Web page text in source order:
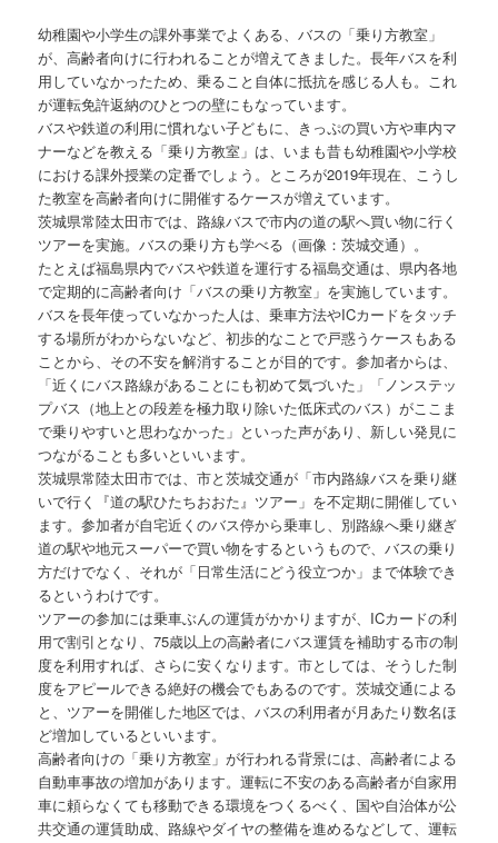
幼稚園や小学生の課外事業でよくある、バスの「乗り方教室」
が、高齢者向けに行われることが増えてきました。長年バスを利
用していなかったため、乗ること自体に抵抗を感じる人も。これ
が運転免許返納のひとつの壁にもなっています。
バスや鉄道の利用に慣れない子どもに、きっぷの買い方や車内マ
ナーなどを教える「乗り方教室」は、いまも昔も幼稚園や小学校
における課外授業の定番でしょう。ところが2019年現在、こうし
た教室を高齢者向けに開催するケースが増えています。
茨城県常陸太田市では、路線バスで市内の道の駅へ買い物に行く
ツアーを実施。バスの乗り方も学べる（画像：茨城交通）。
たとえば福島県内でバスや鉄道を運行する福島交通は、県内各地
で定期的に高齢者向け「バスの乗り方教室」を実施しています。
バスを長年使っていなかった人は、乗車方法やICカードをタッチ
する場所がわからないなど、初歩的なことで戸惑うケースもある
ことから、その不安を解消することが目的です。参加者からは、
「近くにバス路線があることにも初めて気づいた」「ノンステッ
プバス（地上との段差を極力取り除いた低床式のバス）がここま
で乗りやすいと思わなかった」といった声があり、新しい発見に
つながることも多いといいます。
茨城県常陸太田市では、市と茨城交通が「市内路線バスを乗り継
いで行く『道の駅ひたちおおた』ツアー」を不定期に開催してい
ます。参加者が自宅近くのバス停から乗車し、別路線へ乗り継ぎ
道の駅や地元スーパーで買い物をするというもので、バスの乗り
方だけでなく、それが「日常生活にどう役立つか」まで体験でき
るというわけです。
ツアーの参加には乗車ぶんの運賃がかかりますが、ICカードの利
用で割引となり、75歳以上の高齢者にバス運賃を補助する市の制
度を利用すれば、さらに安くなります。市としては、そうした制
度をアピールできる絶好の機会でもあるのです。茨城交通による
と、ツアーを開催した地区では、バスの利用者が月あたり数名ほ
ど増加しているといいます。
高齢者向けの「乗り方教室」が行われる背景には、高齢者による
自動車事故の増加があります。運転に不安のある高齢者が自家用
車に頼らなくても移動できる環境をつくるべく、国や自治体が公
共交通の運賃助成、路線やダイヤの整備を進めるなどして、運転